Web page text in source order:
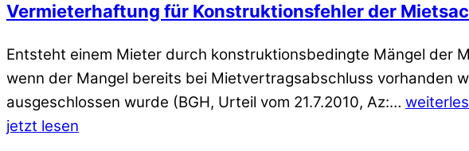
Vermieterhaftung für Konstruktionsfehler der
Entsteht einem Mieter durch konstruktionsbedingte Mängel der
wenn der Mangel bereits bei Mietvertragsabschluss vorhanden
ausgeschlossen wurde (BGH, Urteil vom 21.7.2010, Az:…
jetzt lesen